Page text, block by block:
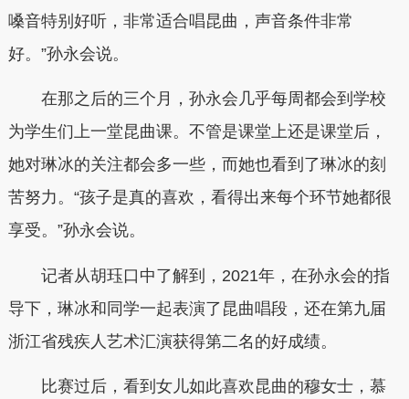
嗓音特别好听，非常适合唱昆曲，声音条件非常
好。”孙永会说。
在那之后的三个月，孙永会几乎每周都会到学校
为学生们上一堂昆曲课。不管是课堂上还是课堂后，
她对琳冰的关注都会多一些，而她也看到了琳冰的刻
苦努力。“孩子是真的喜欢，看得出来每个环节她都很
享受。”孙永会说。
记者从胡珏口中了解到，2021年，在孙永会的指
导下，琳冰和同学一起表演了昆曲唱段，还在第九届
浙江省残疾人艺术汇演获得第二名的好成绩。
比赛过后，看到女儿如此喜欢昆曲的穆女士，慕